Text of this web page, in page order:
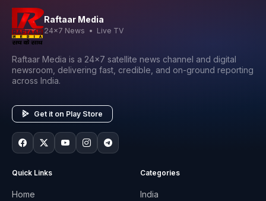
Raftaar Media
24x7 News • Live TV
Raftaar Media is a 24x7 satellite news channel and digital
newsroom, delivering fast, credible, and on-ground reporting
across India.
Get it on Play Store
Quick Links
Home
Categories
India